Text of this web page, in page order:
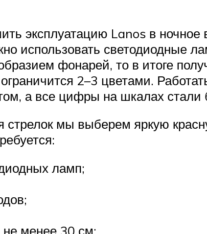
эксплуатацию Lanos в
использовать светодиодные
фонарей, то в итоге
2–3 цветами.
а все цифры на шкалах
стрелок мы выберем яркую
ламп;
менее 30 см;